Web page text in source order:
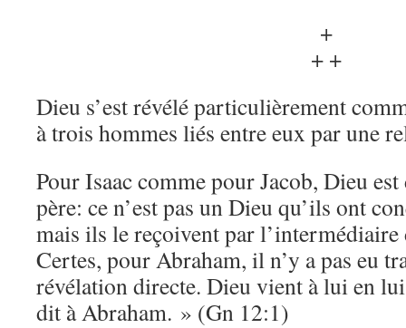
+
+ +
Dieu s’est révélé particulièrement
à trois hommes liés entre eux par une
Pour Isaac comme pour Jacob, Dieu
père: ce n’est pas un Dieu qu’ils ont
mais ils le reçoivent par
Certes, pour Abraham, il n’y a pas eu
révélation directe. Dieu vient à lui en
dit à Abraham. » (Gn 12:1)